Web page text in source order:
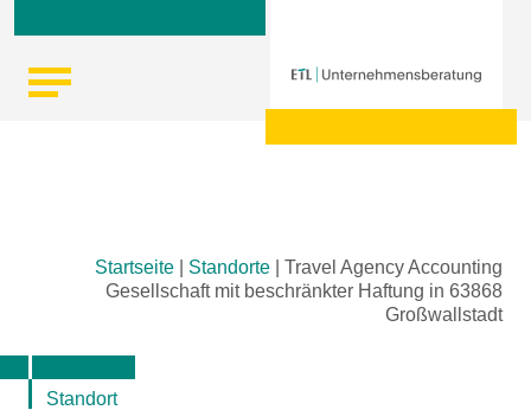
Startseite Standorte
Travel Agency Accounting
Gesellschaft mit beschränkter Haftung in 63868
Großwallstadt
Standort